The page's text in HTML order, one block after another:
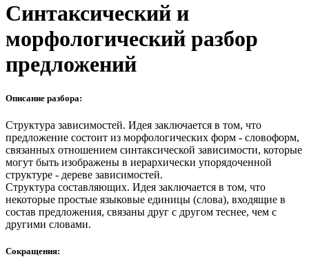
Синтаксический и
морфологический разбор
предложений
Описание разбора:
Структура зависимостей. Идея заключается в том, что
предложение состоит из морфологических форм - словоформ,
связанных отношением синтаксической зависимости, которые
могут быть изображены в иерархически упорядоченной
структуре - дереве зависимостей.
Структура составляющих. Идея заключается в том, что
некоторые простые языковые единицы (слова), входящие в
состав предложения, связаны друг с другом теснее, чем с
другими словами.
Сокращения: